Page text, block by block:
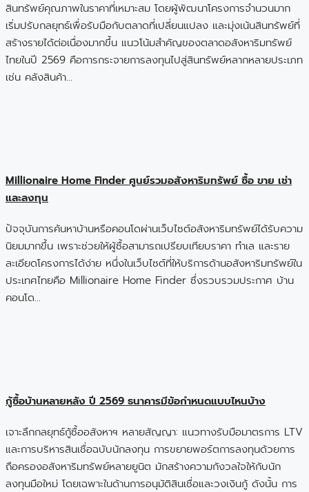
สินทรัพย์คุณภาพในราคาที่เหมาะสม โดยผู้พัฒนาโครงการจำนวนมาก
เริ่มปรับกลยุทธ์เพื่อรับมือกับตลาดที่เปลี่ยนแปลง และมุ่งเน้นสินทรัพย์ที่
สร้างรายได้ต่อเนื่องมากขึ้น แนวโน้มสำคัญของตลาดอสังหาริมทรัพย์
ไทยในปี 2569 คือการกระจายการลงทุนไปสู่สินทรัพย์หลากหลายประเภท
เช่น คลังสินค้า…
Millionaire Home Finder ศูนย์รวมอสังหาริมทรัพย์ ซื้อ ขาย เช่า
และลงทุน
ปัจจุบันการค้นหาบ้านหรือคอนโดผ่านเว็บไซต์อสังหาริมทรัพย์ได้รับความ
นิยมมากขึ้น เพราะช่วยให้ผู้ซื้อสามารถเปรียบเทียบราคา ทำเล และราย
ละเอียดโครงการได้ง่าย หนึ่งในเว็บไซต์ที่ให้บริการด้านอสังหาริมทรัพย์ใน
ประเทศไทยคือ Millionaire Home Finder ซึ่งรวบรวมประกาศ บ้าน
คอนโด…
กู้ซื้อบ้านหลายหลัง ปี 2569 ธนาคารมีข้อกำหนดแบบไหนบ้าง
เจาะลึกกลยุทธ์กู้ซื้ออสังหาฯ หลายสัญญา: แนวทางรับมือมาตรการ LTV
และการบริหารสินเชื่อฉบับนักลงทุน การขยายพอร์ตการลงทุนด้วยการ
ถือครองอสังหาริมทรัพย์หลายยูนิต มักสร้างความกังวลใจให้กับนัก
ลงทุนมือใหม่ โดยเฉพาะในด้านการอนุมัติสินเชื่อและวงเงินกู้ ดังนั้น การ